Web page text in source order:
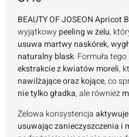
BEAUTY OF JOSEON Apricot
wyjątkowypeeling w żelu,
usuwa martwy naskórek,
naturalny blask. Formuła
ekstrakcie z kwiatów moreli,
nawilżające oraz kojące, co
nie tylko gładka, ale również
Żelowa konsystencja
usuwając zanieczyszczenia i